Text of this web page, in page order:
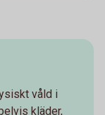
våld i
kläder,